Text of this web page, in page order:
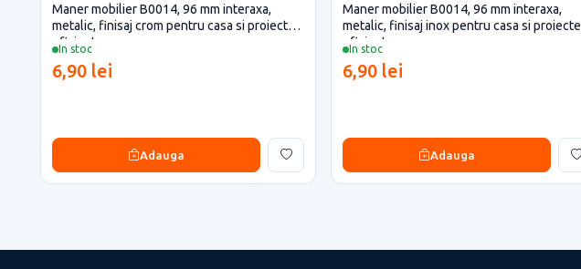
In stoc
Maner mobilier B0014, 96 mm interaxa,
metalic, finisaj crom pentru casa si proiecte
eficiente
6,90 lei
Adauga
In stoc
Maner mobilier B0014, 96 mm interaxa,
metalic, finisaj inox pentru casa si proiecte
eficiente
6,90 lei
Adauga